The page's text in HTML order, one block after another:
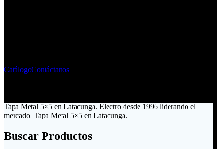
CatálogoContáctanos
Tapa Metal 5×5 en Latacunga. Electro desde 1996 liderando el
mercado, Tapa Metal 5×5 en Latacunga.
Buscar Productos